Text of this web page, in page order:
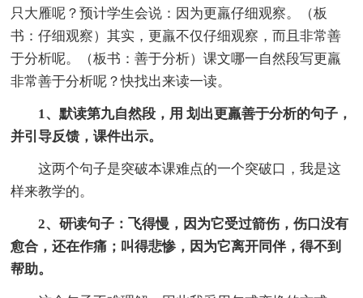
只大雁呢？预计学生会说：因为更羸仔细观察。（板
书：仔细观察）其实，更羸不仅仔细观察，而且非常善
于分析呢。（板书：善于分析）课文哪一自然段写更羸
非常善于分析呢？快找出来读一读。
1、默读第九自然段，用 划出更羸善于分析的句子，
并引导反馈，课件出示。
这两个句子是突破本课难点的一个突破口，我是这
样来教学的。
2、研读句子：飞得慢，因为它受过箭伤，伤口没有
愈合，还在作痛；叫得悲惨，因为它离开同伴，得不到
帮助。